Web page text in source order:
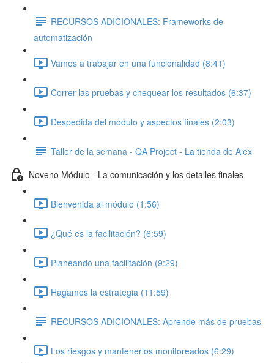
RECURSOS ADICIONALES: Frameworks de
automatización
Vamos a trabajar en una funcionalidad (8:41)
Correr las pruebas y chequear los resultados (6:37)
Despedida del módulo y aspectos finales (2:03)
Taller de la semana - QA Project - La tienda de Alex
Noveno Módulo - La comunicación y los detalles finales
Bienvenida al módulo (1:56)
¿Qué es la facilitación? (6:59)
Planeando una facilitación (9:29)
Hagamos la estrategia (11:59)
RECURSOS ADICIONALES: Aprende más de pruebas
Los riesgos y mantenerlos monitoreados (6:29)